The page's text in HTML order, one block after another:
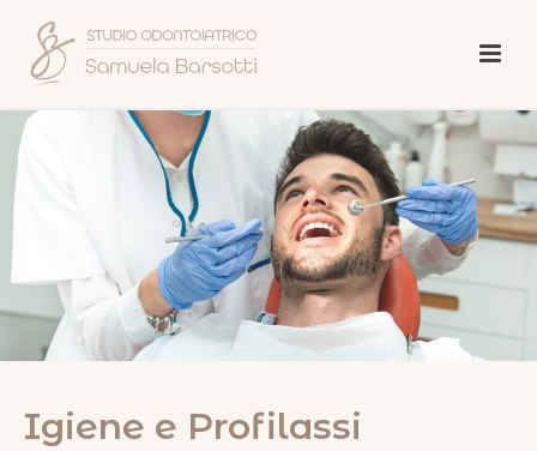
Igiene e Profilassi